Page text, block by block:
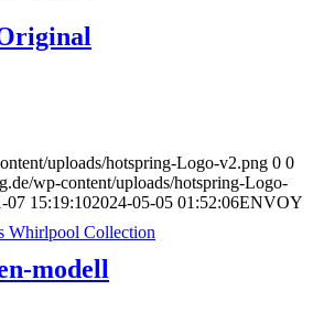
Whirlpool Collection
uploads/hotspring-Logo-v2.png 0 0
wp-content/uploads/hotspring-Logo-
07 15:19:102024-05-05 01:52:06ENVOY
modell